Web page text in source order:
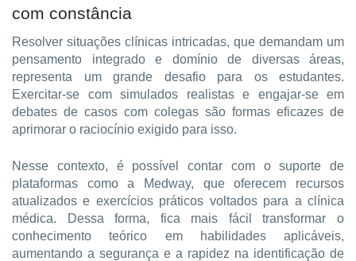
com constância
Resolver situações clínicas intricadas, que demandam um
pensamento integrado e domínio de diversas áreas,
representa um grande desafio para os estudantes.
Exercitar-se com simulados realistas e engajar-se em
debates de casos com colegas são formas eficazes de
aprimorar o raciocínio exigido para isso.
Nesse contexto, é possível contar com o suporte de
plataformas como a Medway, que oferecem recursos
atualizados e exercícios práticos voltados para a clínica
médica. Dessa forma, fica mais fácil transformar o
conhecimento teórico em habilidades aplicáveis,
aumentando a segurança e a rapidez na identificação de